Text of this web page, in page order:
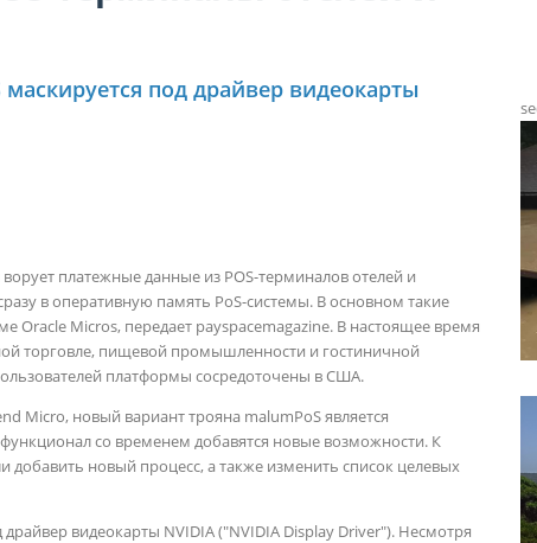
под драйвер видеокарты
платежные данные из POS-терминалов отелей и
в оперативную память PoS-системы. В основном такие
Oracle Micros, передает payspacemagazine. В настоящее время
торговле, пищевой промышленности и гостиничной
платформы сосредоточены в США.
Micro, новый вариант трояна malumPoS является
со временем добавятся новые возможности. К
новый процесс, а также изменить список целевых
видеокарты NVIDIA ("NVIDIA Display Driver"). Несмотря